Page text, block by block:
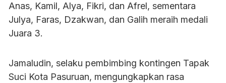
Anas, Kamil, Alya, Fikri, dan Afrel, sementara
Julya, Faras, Dzakwan, dan Galih meraih medali
Juara 3.
Jamaludin, selaku pembimbing kontingen Tapak
Suci Kota Pasuruan, mengungkapkan rasa